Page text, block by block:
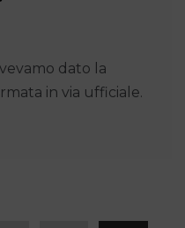
dato la
in via ufficiale.